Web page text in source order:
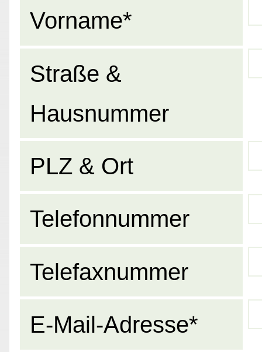
Vorname*
Straße &
Hausnummer
PLZ & Ort
Telefonnummer
Telefaxnummer
E-Mail-Adresse*